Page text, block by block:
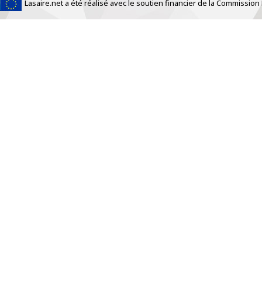
Lasaire.net a été réalisé avec le soutien financier de la
https://www.traditionrolex.com/33